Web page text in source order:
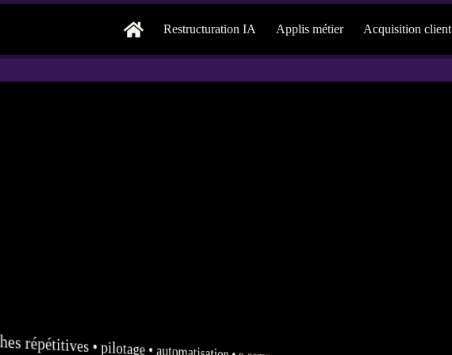
Restructuration IA Applis métier Acquisition client
répétitives •pilotage •